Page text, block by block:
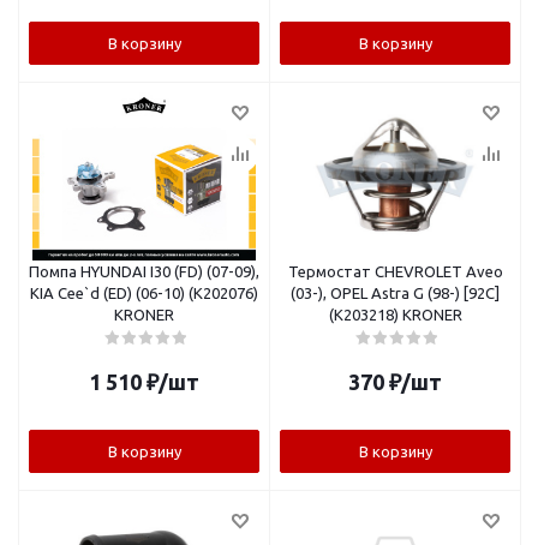
В корзину В корзину
Помпа HYUNDAI I30 (FD) (07-09),
KIA Cee`d (ED) (06-10) (K202076)
KRONER
1 510 ₽/шт
В корзину
Термостат CHEVROLET Aveo
(03-), OPEL Astra G (98-) [92C]
(K203218) KRONER
370 ₽/шт
В корзину